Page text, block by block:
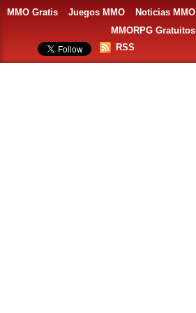
MMO Gratis Juegos MMO Noticias MMO
MMORPG Gratuitos
RSS